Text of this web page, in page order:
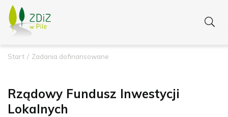
Start Zadania dofinansowane
Rządowy Fundusz Inwestycji
Lokalnych